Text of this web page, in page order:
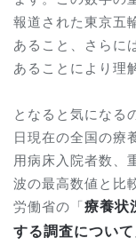
報道された東京五
あること、さらに
あることにより理
となると気になる
日現在の全国の療
用病床入院者数、
波の最高数値と比
労働省の「療養状
する調査について